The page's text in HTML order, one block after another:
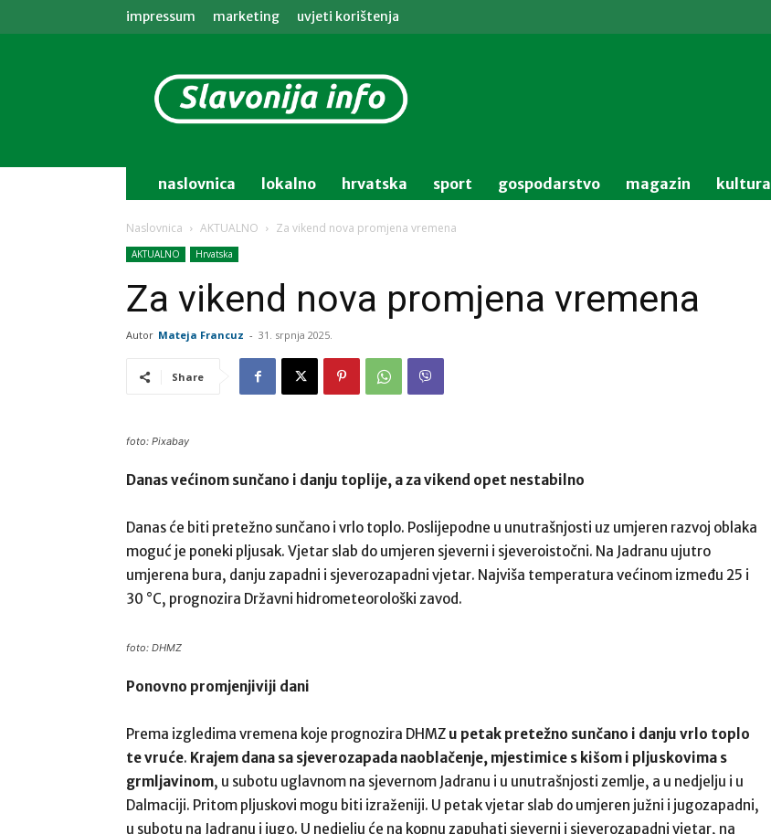
impressum marketing uvjeti korištenja
info
naslovnica lokalno hrvatska sport gospodarstvo magazin kultura
Naslovnica AKTUALNO Za vikend nova promjena vremena
AKTUALNO Hrvatska
Za vikend nova promjena vremena
Autor Mateja Francuz - 31. srpnja 2025.
Share
foto: Pixabay
Danas većinom sunčano i danju toplije, a za vikend opet nestabilno
Danas će biti pretežno sunčano i vrlo toplo. Poslijepodne u unutrašnjosti uz umjeren razvoj oblaka
moguć je poneki pljusak. Vjetar slab do umjeren sjeverni i sjeveroistočni. Na Jadranu ujutro
umjerena bura, danju zapadni i sjeverozapadni vjetar. Najviša temperatura većinom između 25 i
30 °C, prognozira Državni hidrometeorološki zavod.
foto: DHMZ
Ponovno promjenjiviji dani
Prema izgledima vremena koje prognozira DHMZ u petak pretežno sunčano i danju vrlo toplo
te vruće. Krajem dana sa sjeverozapada naoblačenje, mjestimice s kišom i pljuskovima s
grmljavinom, u subotu uglavnom na sjevernom Jadranu i u unutrašnjosti zemlje, a u nedjelju i u
Dalmaciji. Pritom pljuskovi mogu biti izraženiji. U petak vjetar slab do umjeren južni i jugozapadni,
u subotu na Jadranu i jugo. U nedjelju će na kopnu zapuhati sjeverni i sjeverozapadni vjetar, na